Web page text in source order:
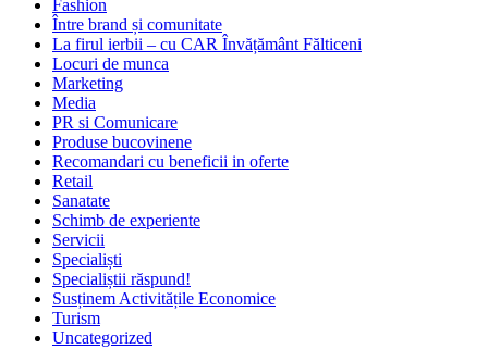
Fashion
Între brand și comunitate
La firul ierbii – cu CAR Învățământ Fălticeni
Locuri de munca
Marketing
Media
PR si Comunicare
Produse bucovinene
Recomandari cu beneficii in oferte
Retail
Sanatate
Schimb de experiente
Servicii
Specialiști
Specialiștii răspund!
Susținem Activitățile Economice
Turism
Uncategorized